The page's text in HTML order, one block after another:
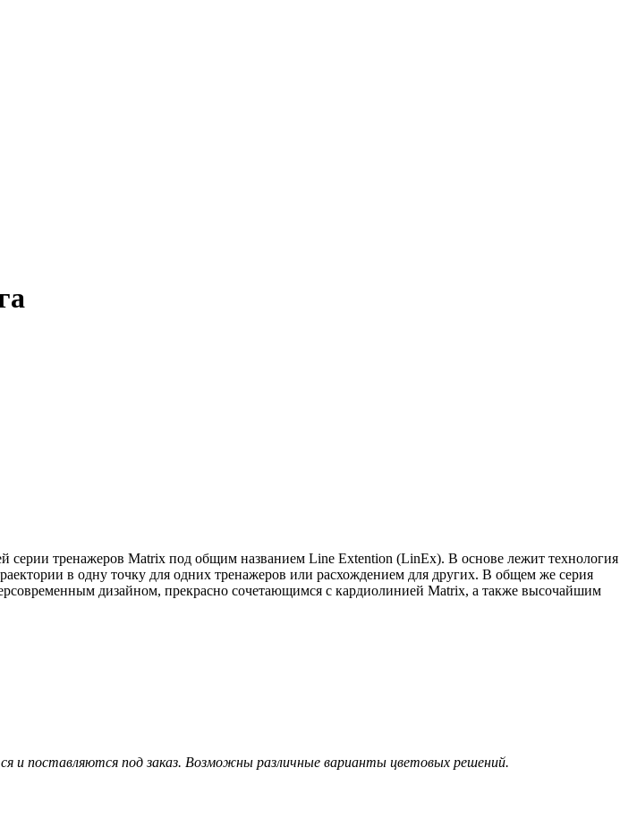
серии тренажеров Matrix под общим названием Line Extention (LinEx). В основе лежит технология
в одну точку для одних тренажеров или расхождением для других. В общем же серия
дизайном, прекрасно сочетающимся с кардиолинией Matrix, а также высочайшим
поставляются под заказ. Возможны различные варианты цветовых решений.